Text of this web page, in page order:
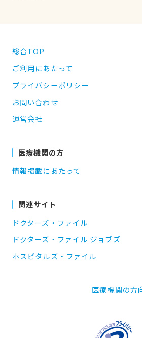
総合TOP
ご利用にあたって
プライバシーポリシー
お問い合わせ
運営会社
医療機関の方
情報掲載にあたって
関連サイト
ドクターズ・ファイル
ドクターズ・ファイル ジョブズ
ホスピタルズ・ファイル
医療機関の方